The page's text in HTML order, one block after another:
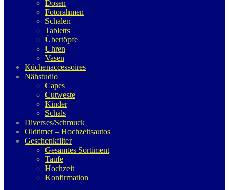
Dosen
Fotorahmen
Schalen
Tabletts
Übertöpfe
Uhren
Vasen
Küchenaccessoires
Nähstudio
Capes
Cutweste
Kinder
Schals
Diverses/Schmuck
Oldtimer – Hochzeitsautos
Geschenkfilter
Gesamtes Sortiment
Taufe
Hochzeit
Konfirmation